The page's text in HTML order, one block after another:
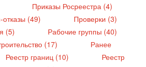
Приказы Росреестра (4)
(49)
Проверки (3)
(5)
Рабочие группы (40)
(17)
Ранее
Реестр границ (10)
Реестр